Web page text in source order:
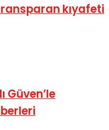
kıyafeti
Güven’le